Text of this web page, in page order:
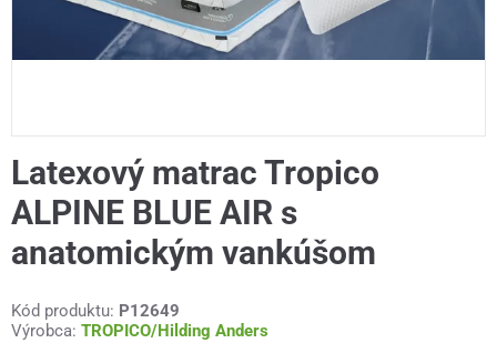
Latexový matrac Tropico
ALPINE BLUE AIR s
anatomickým vankúšom
Kód produktu: P12649
Výrobca: TROPICO/Hilding Anders